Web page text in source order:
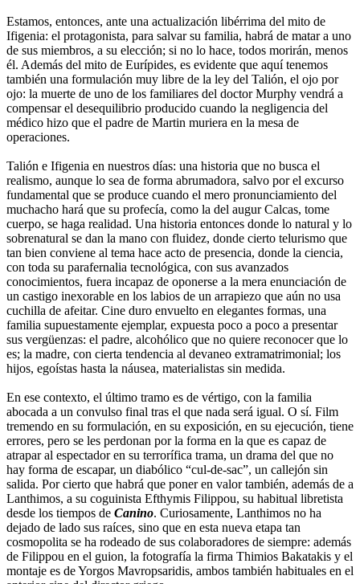
Estamos, entonces, ante una actualización libérrima del mito de
Ifigenia: el protagonista, para salvar su familia, habrá de matar a uno
de sus miembros, a su elección; si no lo hace, todos morirán, menos
él. Además del mito de Eurípides, es evidente que aquí tenemos
también una formulación muy libre de la ley del Talión, el ojo por
ojo: la muerte de uno de los familiares del doctor Murphy vendrá a
compensar el desequilibrio producido cuando la negligencia del
médico hizo que el padre de Martin muriera en la mesa de
operaciones.
Talión e Ifigenia en nuestros días: una historia que no busca el
realismo, aunque lo sea de forma abrumadora, salvo por el excurso
fundamental que se produce cuando el mero pronunciamiento del
muchacho hará que su profecía, como la del augur Calcas, tome
cuerpo, se haga realidad. Una historia entonces donde lo natural y lo
sobrenatural se dan la mano con fluidez, donde cierto telurismo que
tan bien conviene al tema hace acto de presencia, donde la ciencia,
con toda su parafernalia tecnológica, con sus avanzados
conocimientos, fuera incapaz de oponerse a la mera enunciación de
un castigo inexorable en los labios de un arrapiezo que aún no usa
cuchilla de afeitar. Cine duro envuelto en elegantes formas, una
familia supuestamente ejemplar, expuesta poco a poco a presentar
sus vergüenzas: el padre, alcohólico que no quiere reconocer que lo
es; la madre, con cierta tendencia al devaneo extramatrimonial; los
hijos, egoístas hasta la náusea, materialistas sin medida.
En ese contexto, el último tramo es de vértigo, con la familia
abocada a un convulso final tras el que nada será igual. O sí. Film
tremendo en su formulación, en su exposición, en su ejecución, tiene
errores, pero se les perdonan por la forma en la que es capaz de
atrapar al espectador en su terrorífica trama, un drama del que no
hay forma de escapar, un diabólico “cul-de-sac”, un callejón sin
salida. Por cierto que habrá que poner en valor también, además de a
Lanthimos, a su coguinista Efthymis Filippou, su habitual libretista
desde los tiempos de Canino. Curiosamente, Lanthimos no ha
dejado de lado sus raíces, sino que en esta nueva etapa tan
cosmopolita se ha rodeado de sus colaboradores de siempre: además
de Filippou en el guion, la fotografía la firma Thimios Bakatakis y el
montaje es de Yorgos Mavropsaridis, ambos también habituales en el